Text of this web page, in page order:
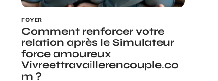
FOYER
Comment renforcer votre
relation après le Simulateur
force amoureux
Vivreettravaillerencouple.co
m ?